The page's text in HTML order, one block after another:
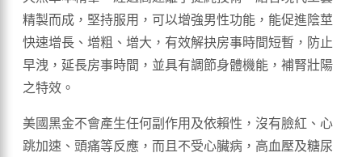
精製而成，堅持服用，可以增強男性功能，能促進陰莖
快速增長、增粗、增大，有效解抉房事時間短暫，防止
早洩，延長房事時間，並具有調節身體機能，補腎壯陽
之特效。
美國黑金不會產生任何副作用及依賴性，沒有臉紅、心
跳加速、頭痛等反應，而且不受心臟病，高血壓及糖尿